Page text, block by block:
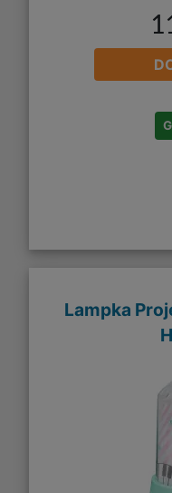
Lampka